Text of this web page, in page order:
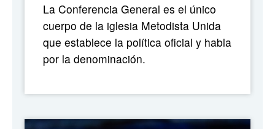
La Conferencia General es el único
cuerpo de la iglesia Metodista Unida
que establece la política oficial y habla
por la denominación.